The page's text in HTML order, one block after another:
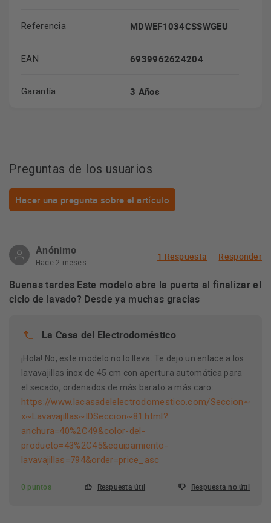
Referencia MDWEF1034CSSWGEU
EAN 6939962624204
Garantía 3 Años
Preguntas de los usuarios
Hacer una pregunta sobre el artículo
Anónimo
Hace 2 meses
1 Respuesta Responder
Buenas tardes Este modelo abre la puerta al finalizar el
ciclo de lavado? Desde ya muchas gracias
La Casa del Electrodoméstico
¡Hola! No, este modelo no lo lleva. Te dejo un enlace a los
lavavajillas inox de 45 cm con apertura automática para
el secado, ordenados de más barato a más caro:
https://www.lacasadelelectrodomestico.com/Seccion~
x~Lavavajillas~IDSeccion~81.html?
anchura=40%2C49&color-del-
producto=43%2C45&equipamiento-
lavavajillas=794&order=price_asc
0 puntos Respuesta útil Respuesta no útil